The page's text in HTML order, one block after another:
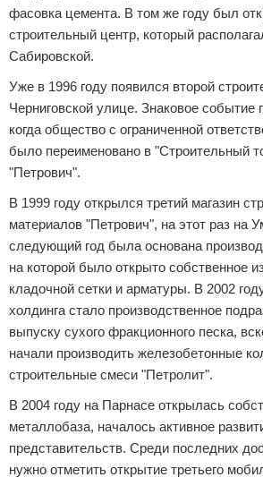
фасовка цемента. В том же году был
строительный центр, который
Сабировской.
Уже в 1996 году появился второй
Черниговской улице. Знаковое событие
когда общество с ограниченной
было переименовано в "Строительный
"Петрович".
В 1999 году открылся третий магазин
материалов "Петрович", на этот раз на
следующий год была основана
на которой было открыто собственное
кладочной сетки и арматуры. В 2002
холдинга стало производственное
выпуску сухого фракционного песка,
начали производить железобетонные
строительные смеси "Петролит".
В 2004 году на Парнасе открылась
металлобаза, началось активное
представительств. Среди последних
нужно отметить открытие третьего